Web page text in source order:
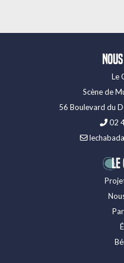
Le
Scène de
56 Boulevard du
02